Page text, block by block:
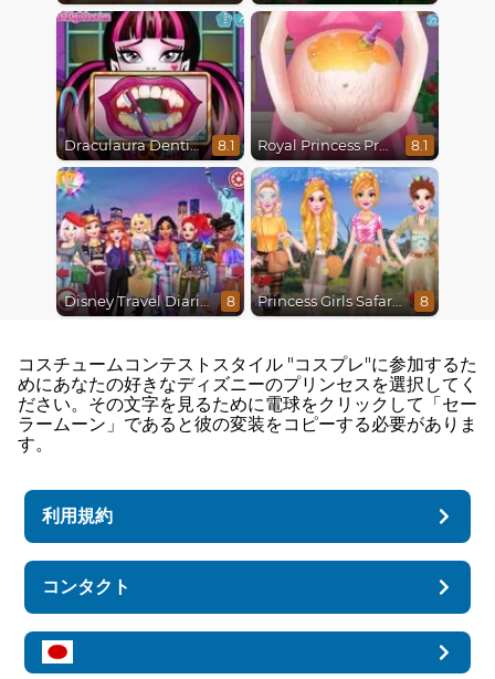
Draculaura Dentist 8.1 Royal Princess Pregnant 8.1
Disney Travel Diaries: City Break 8 Princess Girls Safari Trip 8
コスチュームコンテストスタイル "コスプレ"に参加するた
めにあなたの好きなディズニーのプリンセスを選択してく
ださい。その文字を見るために電球をクリックして「セー
ラームーン」であると彼の変装をコピーする必要がありま
す。
利用規約
コンタクト